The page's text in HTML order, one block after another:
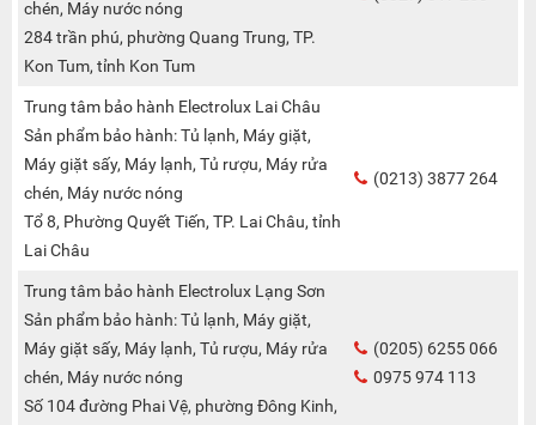
chén, Máy nước nóng
284 trần phú, phường Quang Trung, TP.
Kon Tum, tỉnh Kon Tum
Trung tâm bảo hành Electrolux Lai Châu
Sản phẩm bảo hành: Tủ lạnh, Máy giặt,
Máy giặt sấy, Máy lạnh, Tủ rượu, Máy rửa
chén, Máy nước nóng
Tổ 8, Phường Quyết Tiến, TP. Lai Châu, tỉnh
Lai Châu
(0213) 3877 264
Trung tâm bảo hành Electrolux Lạng Sơn
Sản phẩm bảo hành: Tủ lạnh, Máy giặt,
Máy giặt sấy, Máy lạnh, Tủ rượu, Máy rửa
chén, Máy nước nóng
Số 104 đường Phai Vệ, phường Đông Kinh,
(0205) 6255 066
0975 974 113